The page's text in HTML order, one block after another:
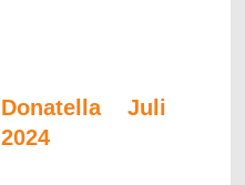
Donatella Juli
2024